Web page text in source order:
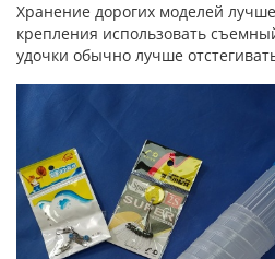
Хранение дорогих моделей
крепления использовать
удочки обычно лучше